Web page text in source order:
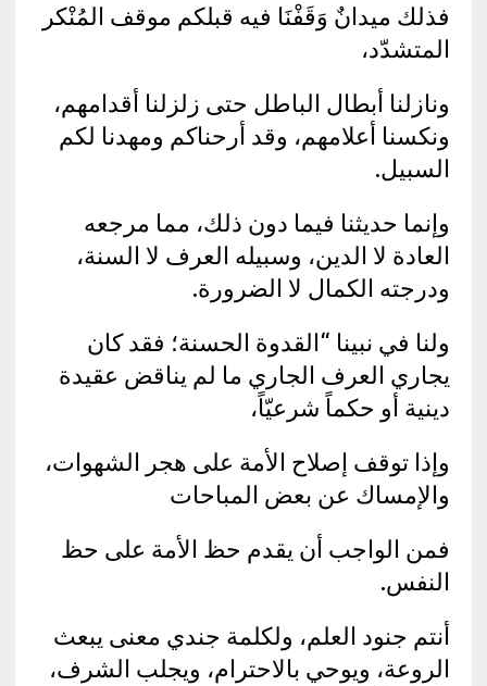
فذلك ميدانٌ وَقَفْنَا فيه قبلكم موقف المُنْكر
المتشدّد،
ونازلنا أبطال الباطل حتى زلزلنا أقدامهم،
ونكسنا أعلامهم، وقد أرحناكم ومهدنا لكم
السبيل.
وإنما حديثنا فيما دون ذلك، مما مرجعه
العادة لا الدين، وسبيله العرف لا السنة،
ودرجته الكمال لا الضرورة.
ولنا في نبينا “القدوة الحسنة؛ فقد كان
يجاري العرف الجاري ما لم يناقض عقيدة
دينية أو حكماً شرعيّاً،
وإذا توقف إصلاح الأمة على هجر الشهوات،
والإمساك عن بعض المباحات
فمن الواجب أن يقدم حظ الأمة على حظ
النفس.
أنتم جنود العلم، ولكلمة جندي معنى يبعث
الروعة، ويوحي بالاحترام، ويجلب الشرف،